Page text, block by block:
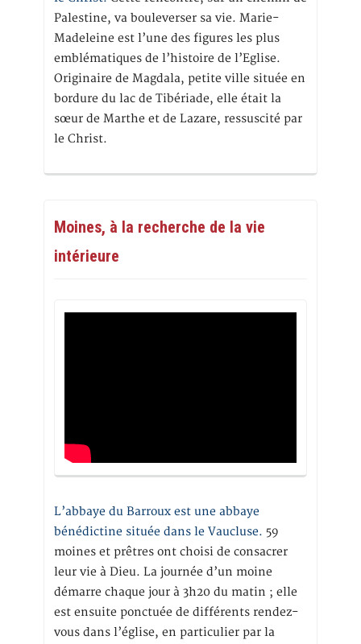
Palestine, va bouleverser sa vie. Marie-
Madeleine est l’une des figures les plus
emblématiques de l’histoire de l’Eglise.
Originaire de Magdala, petite ville située en
bordure du lac de Tibériade, elle était la
sœur de Marthe et de Lazare, ressuscité par
le Christ.
Moines, à la recherche de la vie
intérieure
L’abbaye du Barroux est une abbaye
bénédictine située dans le Vaucluse. 59
moines et prêtres ont choisi de consacrer
leur vie à Dieu. La journée d’un moine
démarre chaque jour à 3h20 du matin ; elle
est ensuite ponctuée de différents rendez-
vous dans l’église, en particulier par la